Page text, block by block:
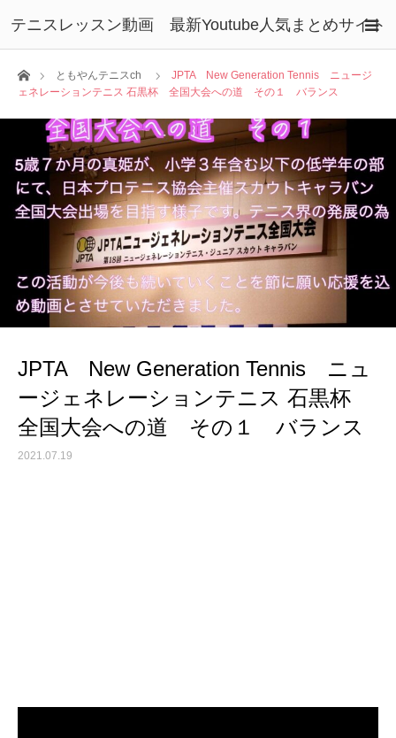
テニスレッスン動画 最新Youtube人気まとめサイト
ホームともやんテニスch
JPTA New Generation Tennis ニュージ
ェネレーションテニス 石黒杯 全国大会への道 その１ バランス
JPTA New Generation Tennis ニュ
ージェネレーションテニス 石黒杯
全国大会への道 その１ バランス
2021.07.19